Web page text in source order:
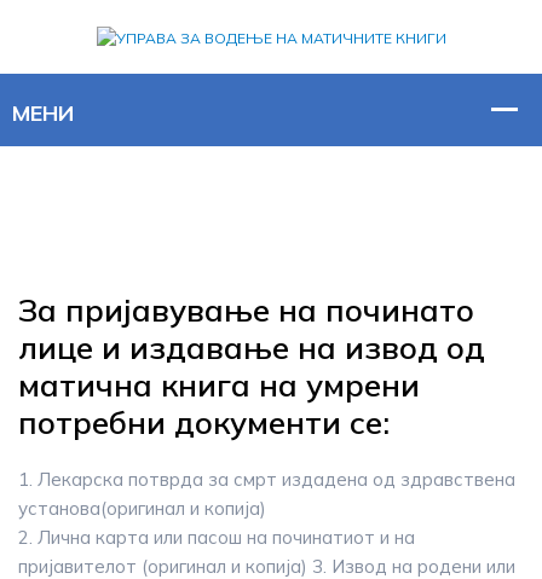
За пријавување на починато
лице и издавање на извод од
матична книга на умрени
потребни документи се:
1. Лекарска потврда за смрт издадена од здравствена
установа(оригинал и копија)
2. Лична карта или пасош на починатиот и на
пријавителот (оригинал и копија) 3. Извод на родени или